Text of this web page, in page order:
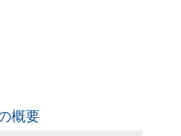
概要